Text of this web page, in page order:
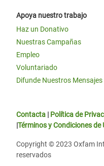
Apoya nuestro trabajo
Haz un Donativo
Nuestras Campañas
Empleo
Voluntariado
Difunde Nuestros Mensajes
Contacta | Política de
|Términos y Condiciones de
Copyright © 2023 Oxfam
reservados